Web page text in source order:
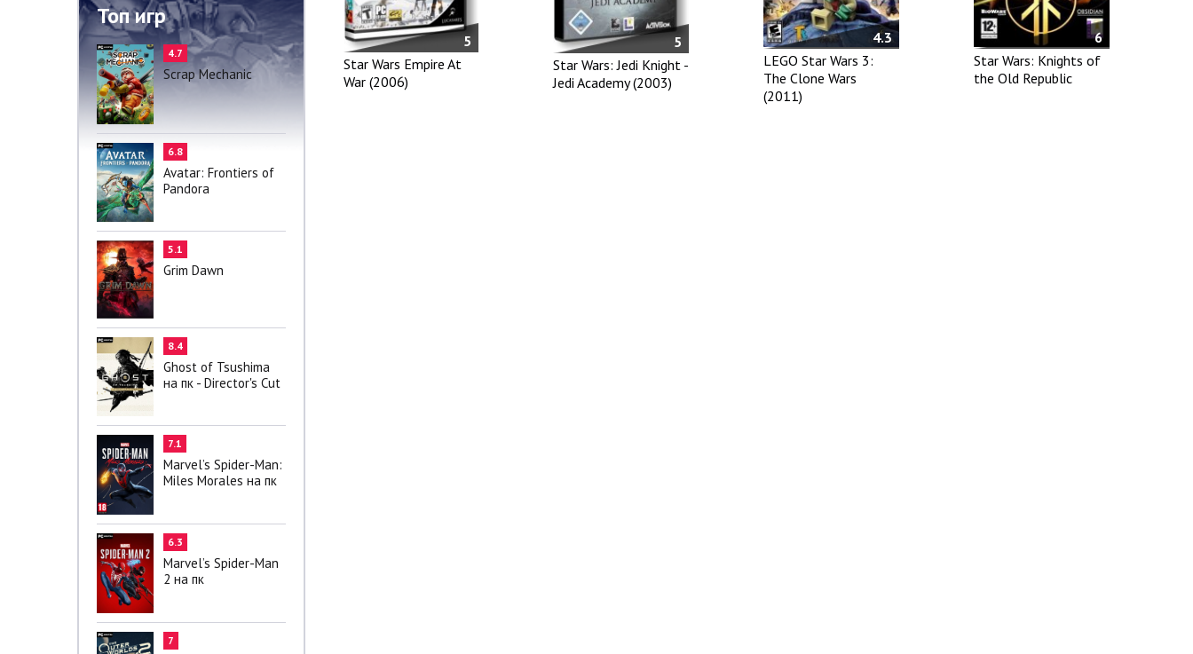
Топ игр
4.7
Scrap Mechanic
6.8
Avatar: Frontiers of
Pandora
5.1
Grim Dawn
8.4
Ghost of Tsushima
на пк - Director's Cut
7.1
Marvel’s Spider-Man:
Miles Morales на пк
6.3
Marvel’s Spider-Man
2 на пк
7
5
Star Wars Empire At
War (2006)
5
Star Wars: Jedi Knight -
Jedi Academy (2003)
4.3
LEGO Star Wars 3:
The Clone Wars
(2011)
6
Star Wars: Knights of
the Old Republic